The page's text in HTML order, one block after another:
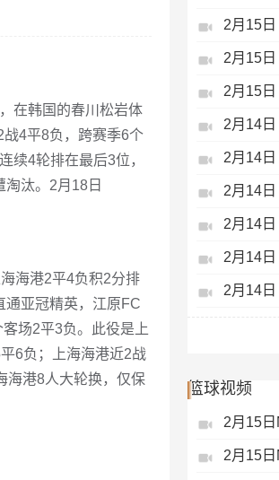
在韩国的春川松岩体
4平8负，跨赛季6个
续4轮排在最后3位，
汰。2月18日
海港2平4负积2分排
通亚冠精英，江原FC
场2平3负。此役是上
6负；上海海港近2战
海港8人大轮换，仅保
2月14
篮球视频